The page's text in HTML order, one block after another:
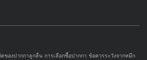
ดของปากกาลูกลื่น การเลือกซื้อปากกา ข้อควรระวังจากหมึก